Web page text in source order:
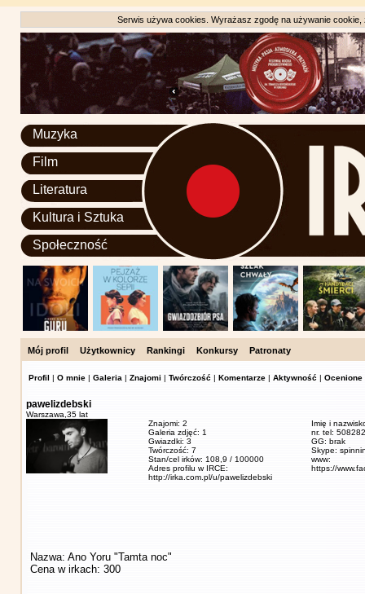
Serwis używa cookies. Wyrażasz zgodę na używanie
Muzyka
Film
Literatura
Kultura i Sztuka
Społeczność
Mój profil Użytkownicy Rankingi Konkursy Patronaty
Profil | O mnie | Galeria | Znajomi | Twórczość | Komentarze | Aktywność | Ocenione
pawelizdebski
Warszawa, 35 lat
Znajomi: 2
Galeria zdjęć: 1
Gwiazdki: 3
Twórczość: 7
Stan/cel irków: 108,9 / 100000
Adres profilu w IRCE:
http://irka.com.pl/u/pawelizdebski
Imię i
nr. tel:
GG: brak
Skype:
www:
https://
Nazwa: Ano Yoru "Tamta noc"
Cena w irkach: 300